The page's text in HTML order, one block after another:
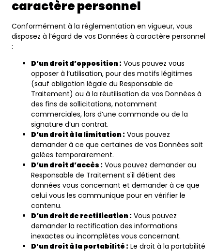
caractère personnel
Conformément à la réglementation en vigueur, vous
disposez à l’égard de vos Données à caractère personnel
:
D’un droit d’opposition : Vous pouvez vous
opposer à l’utilisation, pour des motifs légitimes
(sauf obligation légale du Responsable de
Traitement) ou à la réutilisation de vos Données à
des fins de sollicitations, notamment
commerciales, lors d’une commande ou de la
signature d’un contrat.
D’un droit à la limitation : Vous pouvez
demander à ce que certaines de vos Données soit
gelées temporairement.
D’un droit d’accès : Vous pouvez demander au
Responsable de Traitement s'il détient des
données vous concernant et demander à ce que
celui vous les communique pour en vérifier le
contenu.
D’un droit de rectification : Vous pouvez
demander la rectification des informations
inexactes ou incomplètes vous concernant.
D’un droit à la portabilité : Le droit à la portabilité